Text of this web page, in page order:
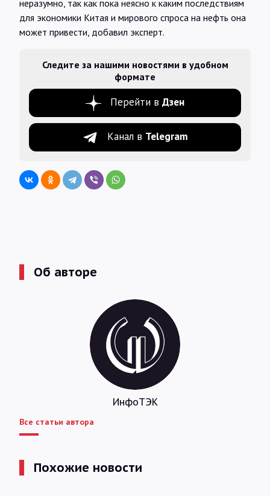
неразумно, так как пока неясно к каким последствиям
для экономики Китая и мирового спроса на нефть она
может привести, добавил эксперт.
Следите за нашими новостями в удобном
формате
Перейти в Дзен
Канал в Telegram
Об авторе
ИнфоТЭК
Все статьи автора
Похожие новости